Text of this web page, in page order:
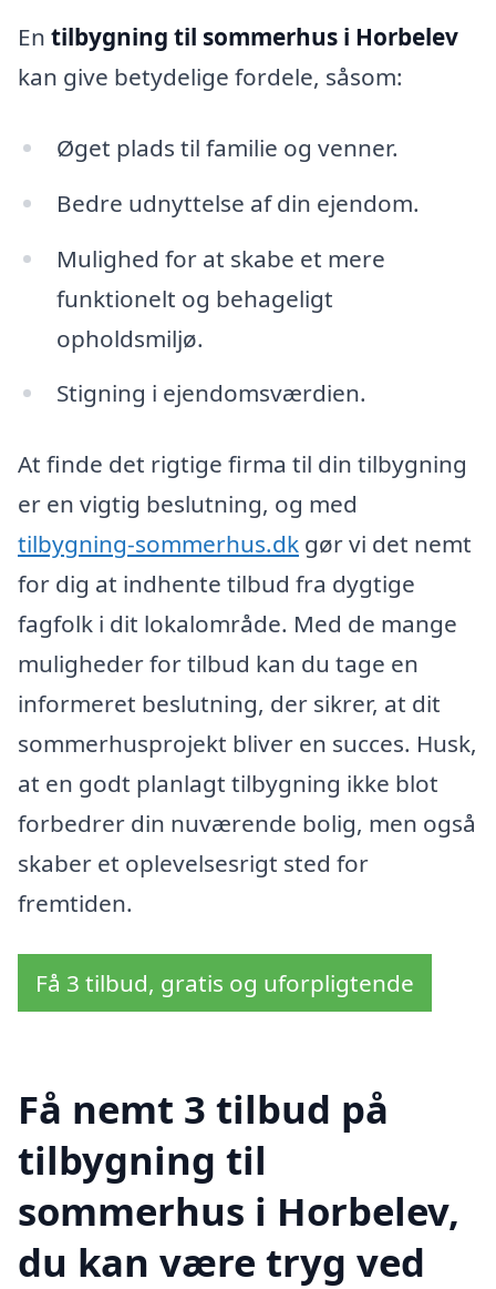
En tilbygning til sommerhus i Horbelev
kan give betydelige fordele, såsom:
Øget plads til familie og venner.
Bedre udnyttelse af din ejendom.
Mulighed for at skabe et mere
funktionelt og behageligt
opholdsmiljø.
Stigning i ejendomsværdien.
At finde det rigtige firma til din tilbygning
er en vigtig beslutning, og med
tilbygning-sommerhus.dk gør vi det nemt
for dig at indhente tilbud fra dygtige
fagfolk i dit lokalområde. Med de mange
muligheder for tilbud kan du tage en
informeret beslutning, der sikrer, at dit
sommerhusprojekt bliver en succes. Husk,
at en godt planlagt tilbygning ikke blot
forbedrer din nuværende bolig, men også
skaber et oplevelsesrigt sted for
fremtiden.
Få 3 tilbud, gratis og uforpligtende
Få nemt 3 tilbud på
tilbygning til
sommerhus i Horbelev,
du kan være tryg ved